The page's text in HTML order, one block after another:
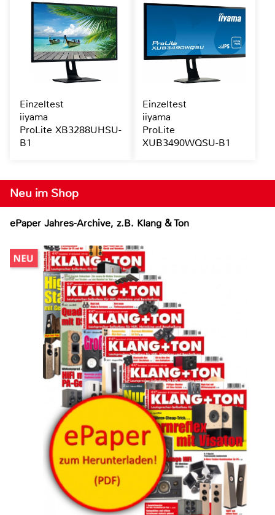
Neu im Shop
ePaper Jahres-Archive, z.B. Klang & Ton
Einzeltest
iiyama
ProLite XB3288UHSU-
B1
Einzeltest
iiyama
ProLite
XUB3490WQSU-B1